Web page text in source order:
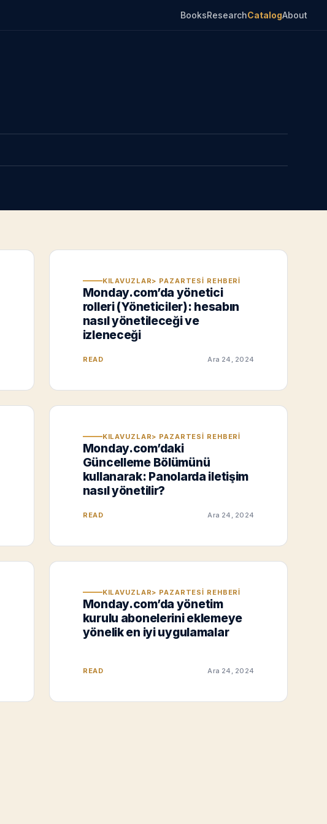
BooksResearchCatalogAbout
KILAVUZLAR> PAZARTESI REHBERI
Monday.com’da yönetici
rolleri (Yöneticiler): hesabın
nasıl yönetileceği ve
izleneceği
READ Ara 24, 2024
KILAVUZLAR> PAZARTESI REHBERI
Monday.com’daki
Güncelleme Bölümünü
kullanarak: Panolarda iletişim
nasıl yönetilir?
READ Ara 24, 2024
KILAVUZLAR> PAZARTESI REHBERI
Monday.com’da yönetim
kurulu abonelerini eklemeye
yönelik en iyi uygulamalar
READ Ara 24, 2024